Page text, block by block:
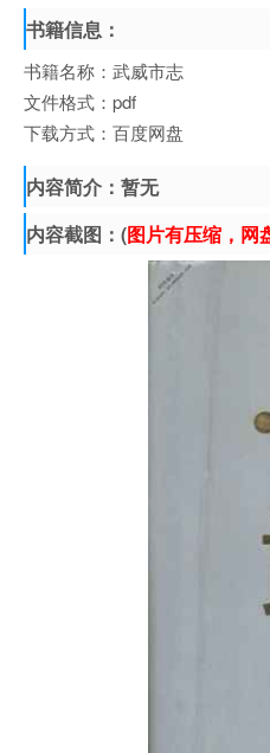
书籍信息：
书籍名称：武威市志
文件格式：pdf
下载方式：百度网盘
内容简介：暂无
内容截图：(图片有压缩，网